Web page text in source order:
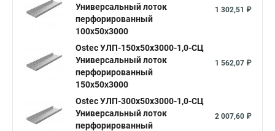
Универсальный лоток
перфорированный
100х50х3000
1 302,51 ₽
Ostec УЛП-150х50х3000-1,0-СЦ
Универсальный лоток
перфорированный
150х50х3000
1 562,07 ₽
Ostec УЛП-300х50х3000-1,0-СЦ
Универсальный лоток
перфорированный
2 007,60 ₽